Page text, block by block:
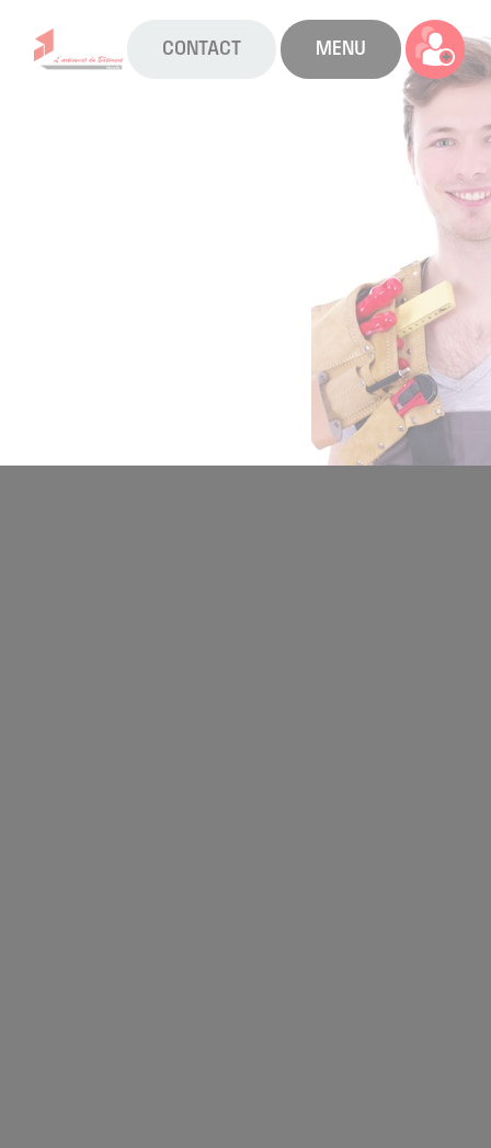
CONTACT MENU
Contact